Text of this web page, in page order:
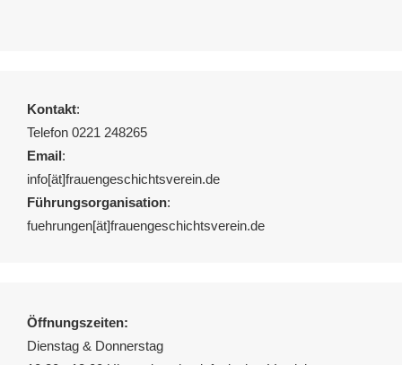
Kontakt:
Telefon 0221 248265
Email:
info[ät]frauengeschichtsverein.de
Führungsorganisation:
fuehrungen[ät]frauengeschichtsverein.de
Öffnungszeiten:
Dienstag & Donnerstag